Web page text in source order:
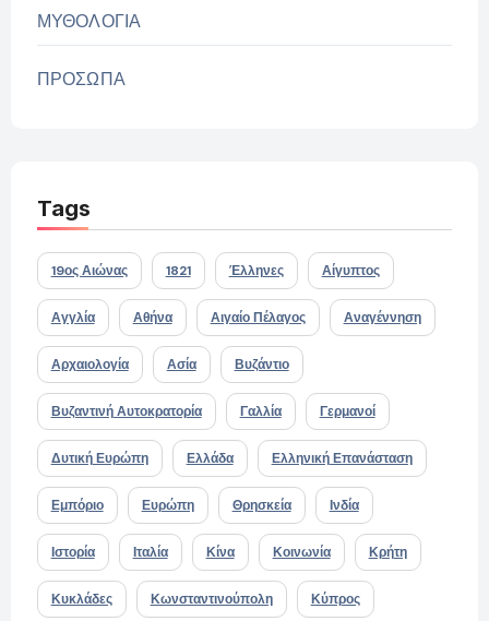
ΜΥΘΟΛΟΓΙΑ
ΠΡΟΣΩΠΑ
Tags
19ος Αιώνας 1821 Έλληνες Αίγυπτος
Αγγλία Αθήνα Αιγαίο Πέλαγος Αναγέννηση
Αρχαιολογία Ασία Βυζάντιο
Βυζαντινή Αυτοκρατορία Γαλλία Γερμανοί
Δυτική Ευρώπη Ελλάδα Ελληνική Επανάσταση
Εμπόριο Ευρώπη Θρησκεία Ινδία
Ιστορία Ιταλία Κίνα Κοινωνία Κρήτη
Κυκλάδες Κωνσταντινούπολη Κύπρος